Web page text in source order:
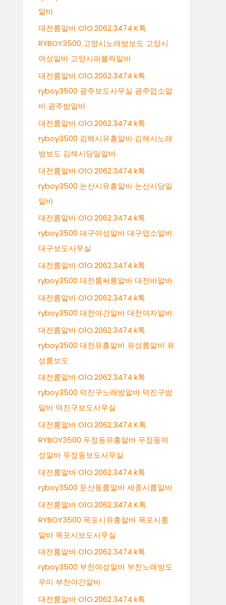
알바
대전룸알바 O1O.2062.3474 K톡
RYBOY3500 고양시노래방보도 고양시
여성알바 고양시퍼블릭알바
대전룸알바 O1O.2062.3474 k톡
ryboy3500 광주보도사무실 광주업소알
바 광주밤알바
대전룸알바 O1O.2062.3474 k톡
ryboy3500 김해시유흥알바 김해시노래
방보도 김해시당일알바
대전룸알바 O1O.2062.3474 k톡
ryboy3500 논산시유흥알바 논산시당일
알바
대전룸알바 O1O.2062.3474 k톡
ryboy3500 대구여성알바 대구업소알바
대구보도사무실
대전룸알바 O1O.2062.3474 k톡
ryboy3500 대전룸싸롱알바 대전바알바
대전룸알바 O1O.2062.3474 k톡
ryboy3500 대전야간알바 대전여자알바
대전룸알바 O1O.2062.3474 k톡
ryboy3500 대전유흥알바 유성룸알바 유
성룸보도
대전룸알바 O1O.2062.3474 k톡
ryboy3500 덕진구노래방알바 덕진구밤
알바 덕진구보도사무실
대전룸알바 O1O.2062.3474 K톡
RYBOY3500 두정동유흥알바 두정동여
성알바 두정동보도사무실
대전룸알바 O1O.2062.3474 k톡
ryboy3500 둔산동룸알바 세종시룸알바
대전룸알바 O1O.2062.3474 K톡
RYBOY3500 목포시유흥알바 목포시룸
알바 목포시보도사무실
대전룸알바 O1O.2062.3474 k톡
ryboy3500 부천여성알바 부천노래방도
우미 부천야간알바
대전룸알바 O1O.2062.3474 k톡